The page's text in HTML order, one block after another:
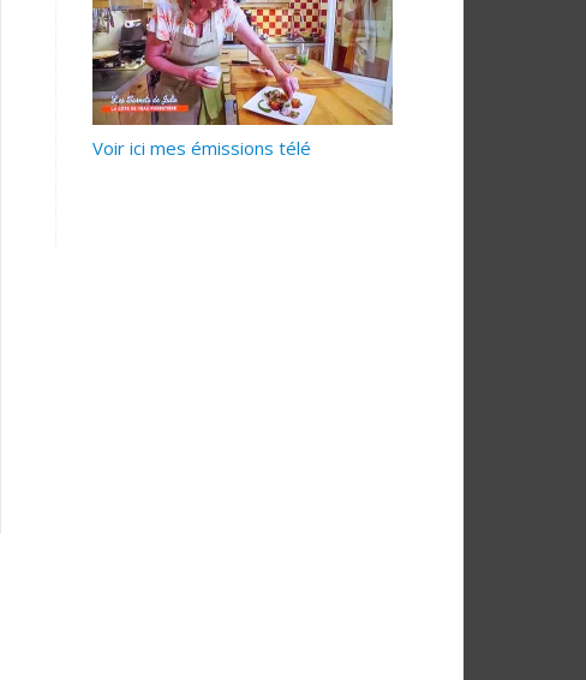
Voir ici mes émissions télé